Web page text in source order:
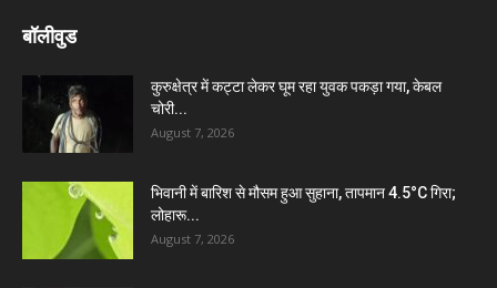
बॉलीवुड
कुरुक्षेत्र में कट्टा लेकर घूम रहा युवक पकड़ा गया, केबल
चोरी...
August 7, 2026
भिवानी में बारिश से मौसम हुआ सुहाना, तापमान 4.5°C गिरा;
लोहारू...
August 7, 2026